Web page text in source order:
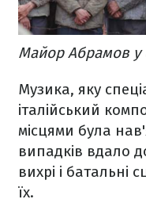
Майор Абрамов у
Музика, яку
італійський
місцями була
випадків вдало
вихрі і батальні
їх.